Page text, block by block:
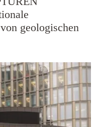
geologischen